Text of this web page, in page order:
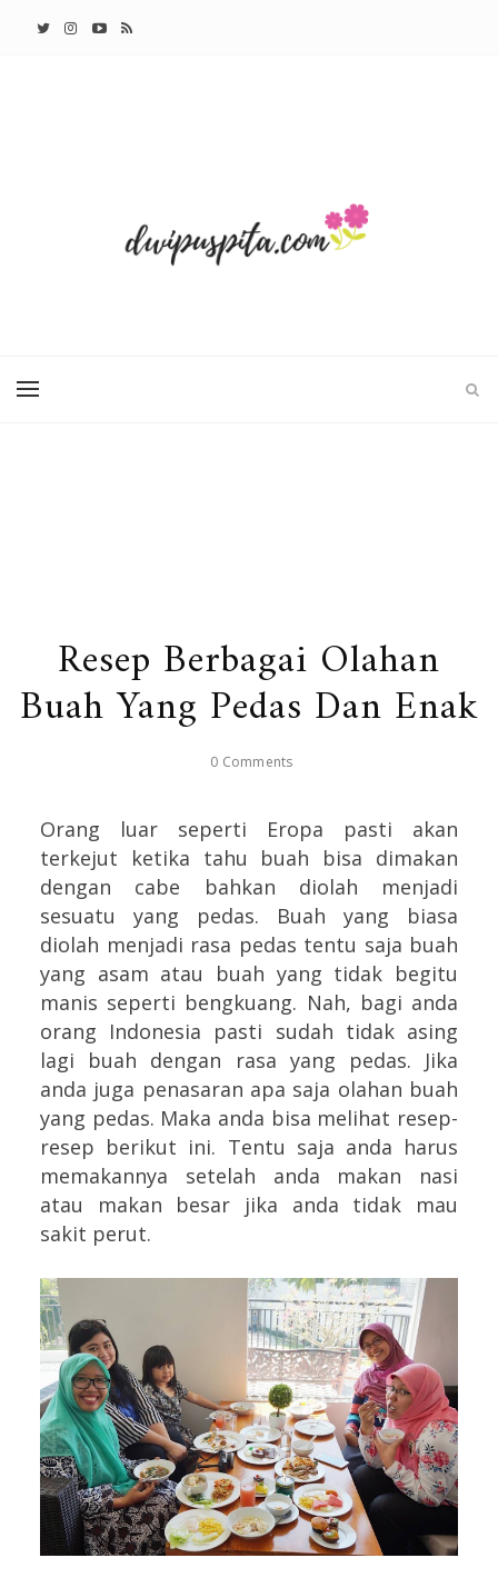
Resep Berbagai Olahan
Buah Yang Pedas Dan Enak
0 Comments
Orang luar seperti Eropa pasti akan
terkejut ketika tahu buah bisa dimakan
dengan cabe bahkan diolah menjadi
sesuatu yang pedas. Buah yang biasa
diolah menjadi rasa pedas tentu saja buah
yang asam atau buah yang tidak begitu
manis seperti bengkuang. Nah, bagi anda
orang Indonesia pasti sudah tidak asing
lagi buah dengan rasa yang pedas. Jika
anda juga penasaran apa saja olahan buah
yang pedas. Maka anda bisa melihat resep-
resep berikut ini. Tentu saja anda harus
memakannya setelah anda makan nasi
atau makan besar jika anda tidak mau
sakit perut.